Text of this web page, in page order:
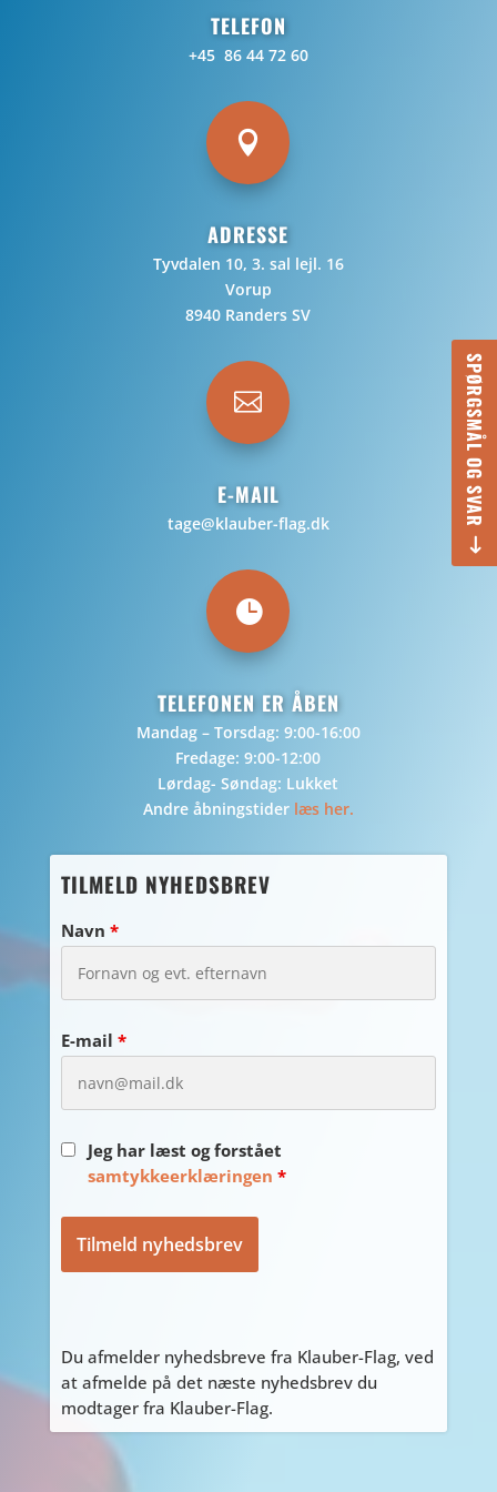
SPØRGSMÅL OG SVAR
TELEFON
+45 86 44 72 60

ADRESSE
Tyvdalen 10, 3. sal lejl. 16
Vorup
8940 Randers SV

E-MAIL
tage@klauber-flag.dk

TELEFONEN ER ÅBEN
Mandag – Torsdag: 9:00-16:00
Fredage: 9:00-12:00
Lørdag- Søndag: Lukket
Andre åbningstider læs her.
TILMELD NYHEDSBREV
Navn *
E-mail *
Jeg har læst og forstået
samtykkeerklæringen *
Du afmelder nyhedsbreve fra Klauber-Flag, ved
at afmelde på det næste nyhedsbrev du
modtager fra Klauber-Flag.